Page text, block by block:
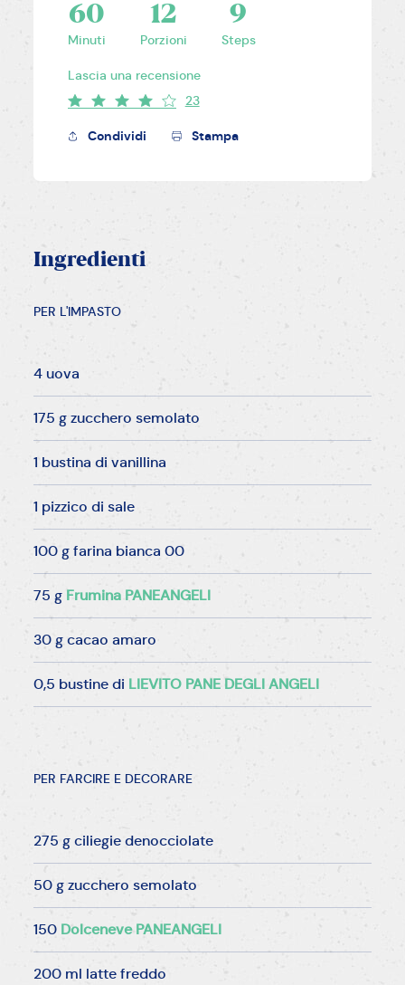
60
Minuti
12
Porzioni
9
Steps
Lascia una recensione
23
Condividi Stampa
Ingredienti
PER L'IMPASTO
4 uova
175 g zucchero semolato
1 bustina di vanillina
1 pizzico di sale
100 g farina bianca 00
75 g Frumina PANEANGELI
30 g cacao amaro
0,5 bustine di LIEVITO PANE DEGLI ANGELI
PER FARCIRE E DECORARE
275 g ciliegie denocciolate
50 g zucchero semolato
150 Dolceneve PANEANGELI
200 ml latte freddo